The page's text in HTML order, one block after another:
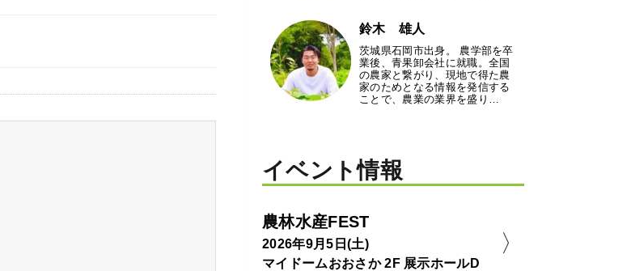
鈴木 雄人
茨城県石岡市出身。 農学部を卒
業後、青果卸会社に就職。全国
の農家と繋がり、現地で得た農
家のためとなる情報を発信する
ことで、農業の業界を盛り…
イベント情報
農林水産FEST
2026年9月5日(土)
マイドームおおさか 2F 展示ホールD